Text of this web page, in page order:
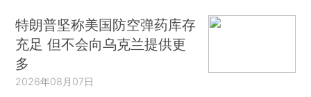
特朗普坚称美国防空弹药库存
充足 但不会向乌克兰提供更
多
2026年08月07日